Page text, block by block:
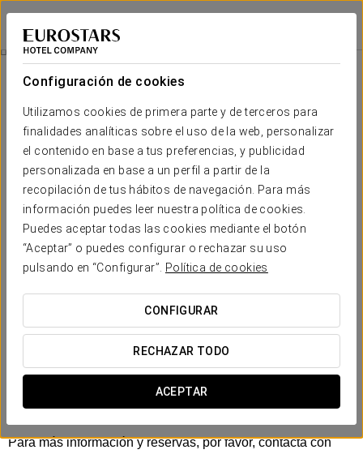
Configuración de cookies
Utilizamos cookies de primera parte y de terceros para
finalidades analíticas sobre el uso de la web, personalizar
el contenido en base a tus preferencias, y publicidad
personalizada en base a un perfil a partir de la
recopilación de tus hábitos de navegación. Para más
información puedes leer nuestra política de cookies.
Puedes aceptar todas las cookies mediante el botón
“Aceptar” o puedes configurar o rechazar su uso
pulsando en “Configurar”.
Política de cookies
CONFIGURAR
RECHAZAR TODO
ACEPTAR
Exe International Palace
ROMA
Roma Antica
Roma Antica
su historia… Su magia! Aprovecha nuestro paquete Roma
Antigua y disfruta de Roma.
Incluye:
-Tres horas de visita al Colosseum, Foro Romano y
Palatino.
Para más información y reservas, por favor, contacta con